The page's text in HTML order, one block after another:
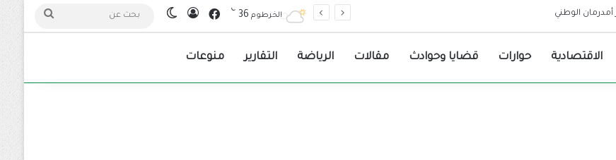
الخرطوم 36
℃ فيسبوكتسجيل الدخول
الوضع المظلم
الاقتصادية حوارات قضايا وحوادث مقالات الرياضة التقارير منوعات